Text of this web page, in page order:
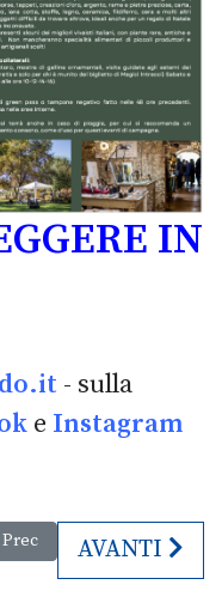
IN
- sulla
e Instagram
precedente: 20.
Prec ARTICOLO
AVANTI